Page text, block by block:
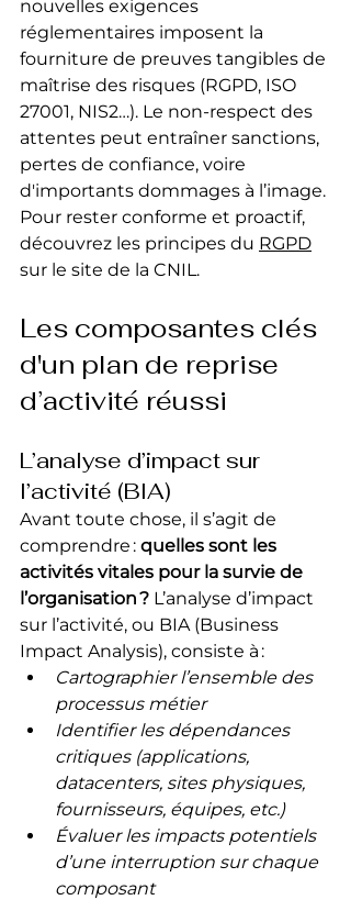
nouvelles exigences
réglementaires imposent la
fourniture de preuves tangibles de
maîtrise des risques (RGPD, ISO
27001, NIS2…). Le non-respect des
attentes peut entraîner sanctions,
pertes de confiance, voire
d'importants dommages à l’image.
Pour rester conforme et proactif,
découvrez les principes du RGPD
sur le site de la CNIL.
Les composantes clés
d'un plan de reprise
d’activité réussi
L’analyse d’impact sur
l’activité (BIA)
Avant toute chose, il s’agit de
comprendre : quelles sont les
activités vitales pour la survie de
l’organisation ? L’analyse d’impact
sur l’activité, ou BIA (Business
Impact Analysis), consiste à :
Cartographier l’ensemble des
processus métier
Identifier les dépendances
critiques (applications,
datacenters, sites physiques,
fournisseurs, équipes, etc.)
Évaluer les impacts potentiels
d’une interruption sur chaque
composant